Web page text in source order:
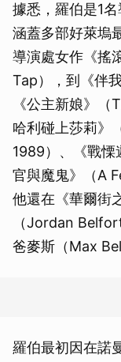
據悉，羅伯是1
涵蓋多部好萊塢
導演處女作《搖
Tap），到《伴
《公主新娘》
哈利碰上莎莉》
1989）、《戰
官與魔鬼》（A
他還在《華爾街
（Jordan
爸麥斯（Max
羅伯最初因在諾